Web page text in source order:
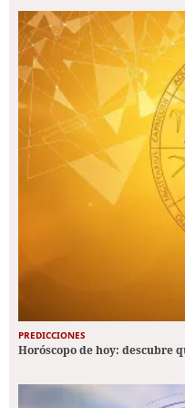
PREDICCIONES
Horóscopo de hoy: descubre